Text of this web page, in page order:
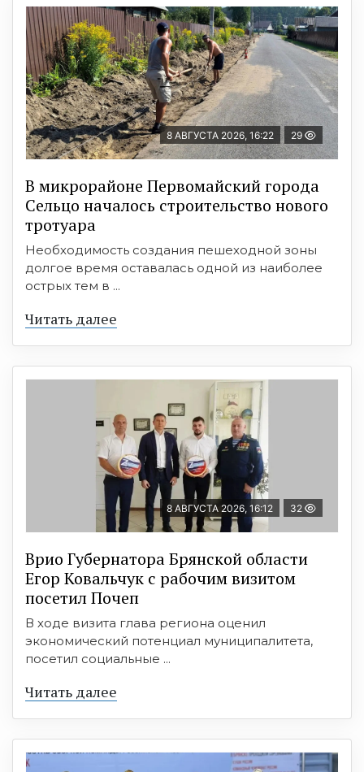
8 АВГУСТА 2026, 16:22 29
В микрорайоне Первомайский города
Сельцо началось строительство нового
тротуара
Необходимость создания пешеходной зоны
долгое время оставалась одной из наиболее
острых тем в ...
Читать далее
8 АВГУСТА 2026, 16:12 32
Врио Губернатора Брянской области
Егор Ковальчук с рабочим визитом
посетил Почеп
В ходе визита глава региона оценил
экономический потенциал муниципалитета,
посетил социальные ...
Читать далее